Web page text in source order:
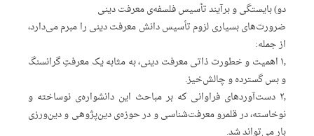
دو) بایستگی و برآیند تأسیس فلسفه‌ی معرفت دینی
ضرورت‌های بسیاری لزوم تأسیس دانش معرفت دینی را مبرم می‌دارد،
از جمله:
۱٫ اهمیت و خطورت ذاتی معرفت دینی، به مثابه یک معرفتِ گرانسنگ
و بس گسترده و چالش‌خیز.
۲٫ دست‌آوردهای فراوانی که بر مباحث این دانشواره‌ی نوساخته و
نوخاسته، در قلمرو معرفت‌شناسی و در حوزه‌ی دین‌پژوهی و دین‌ورزی
بار می‌تواند شد.